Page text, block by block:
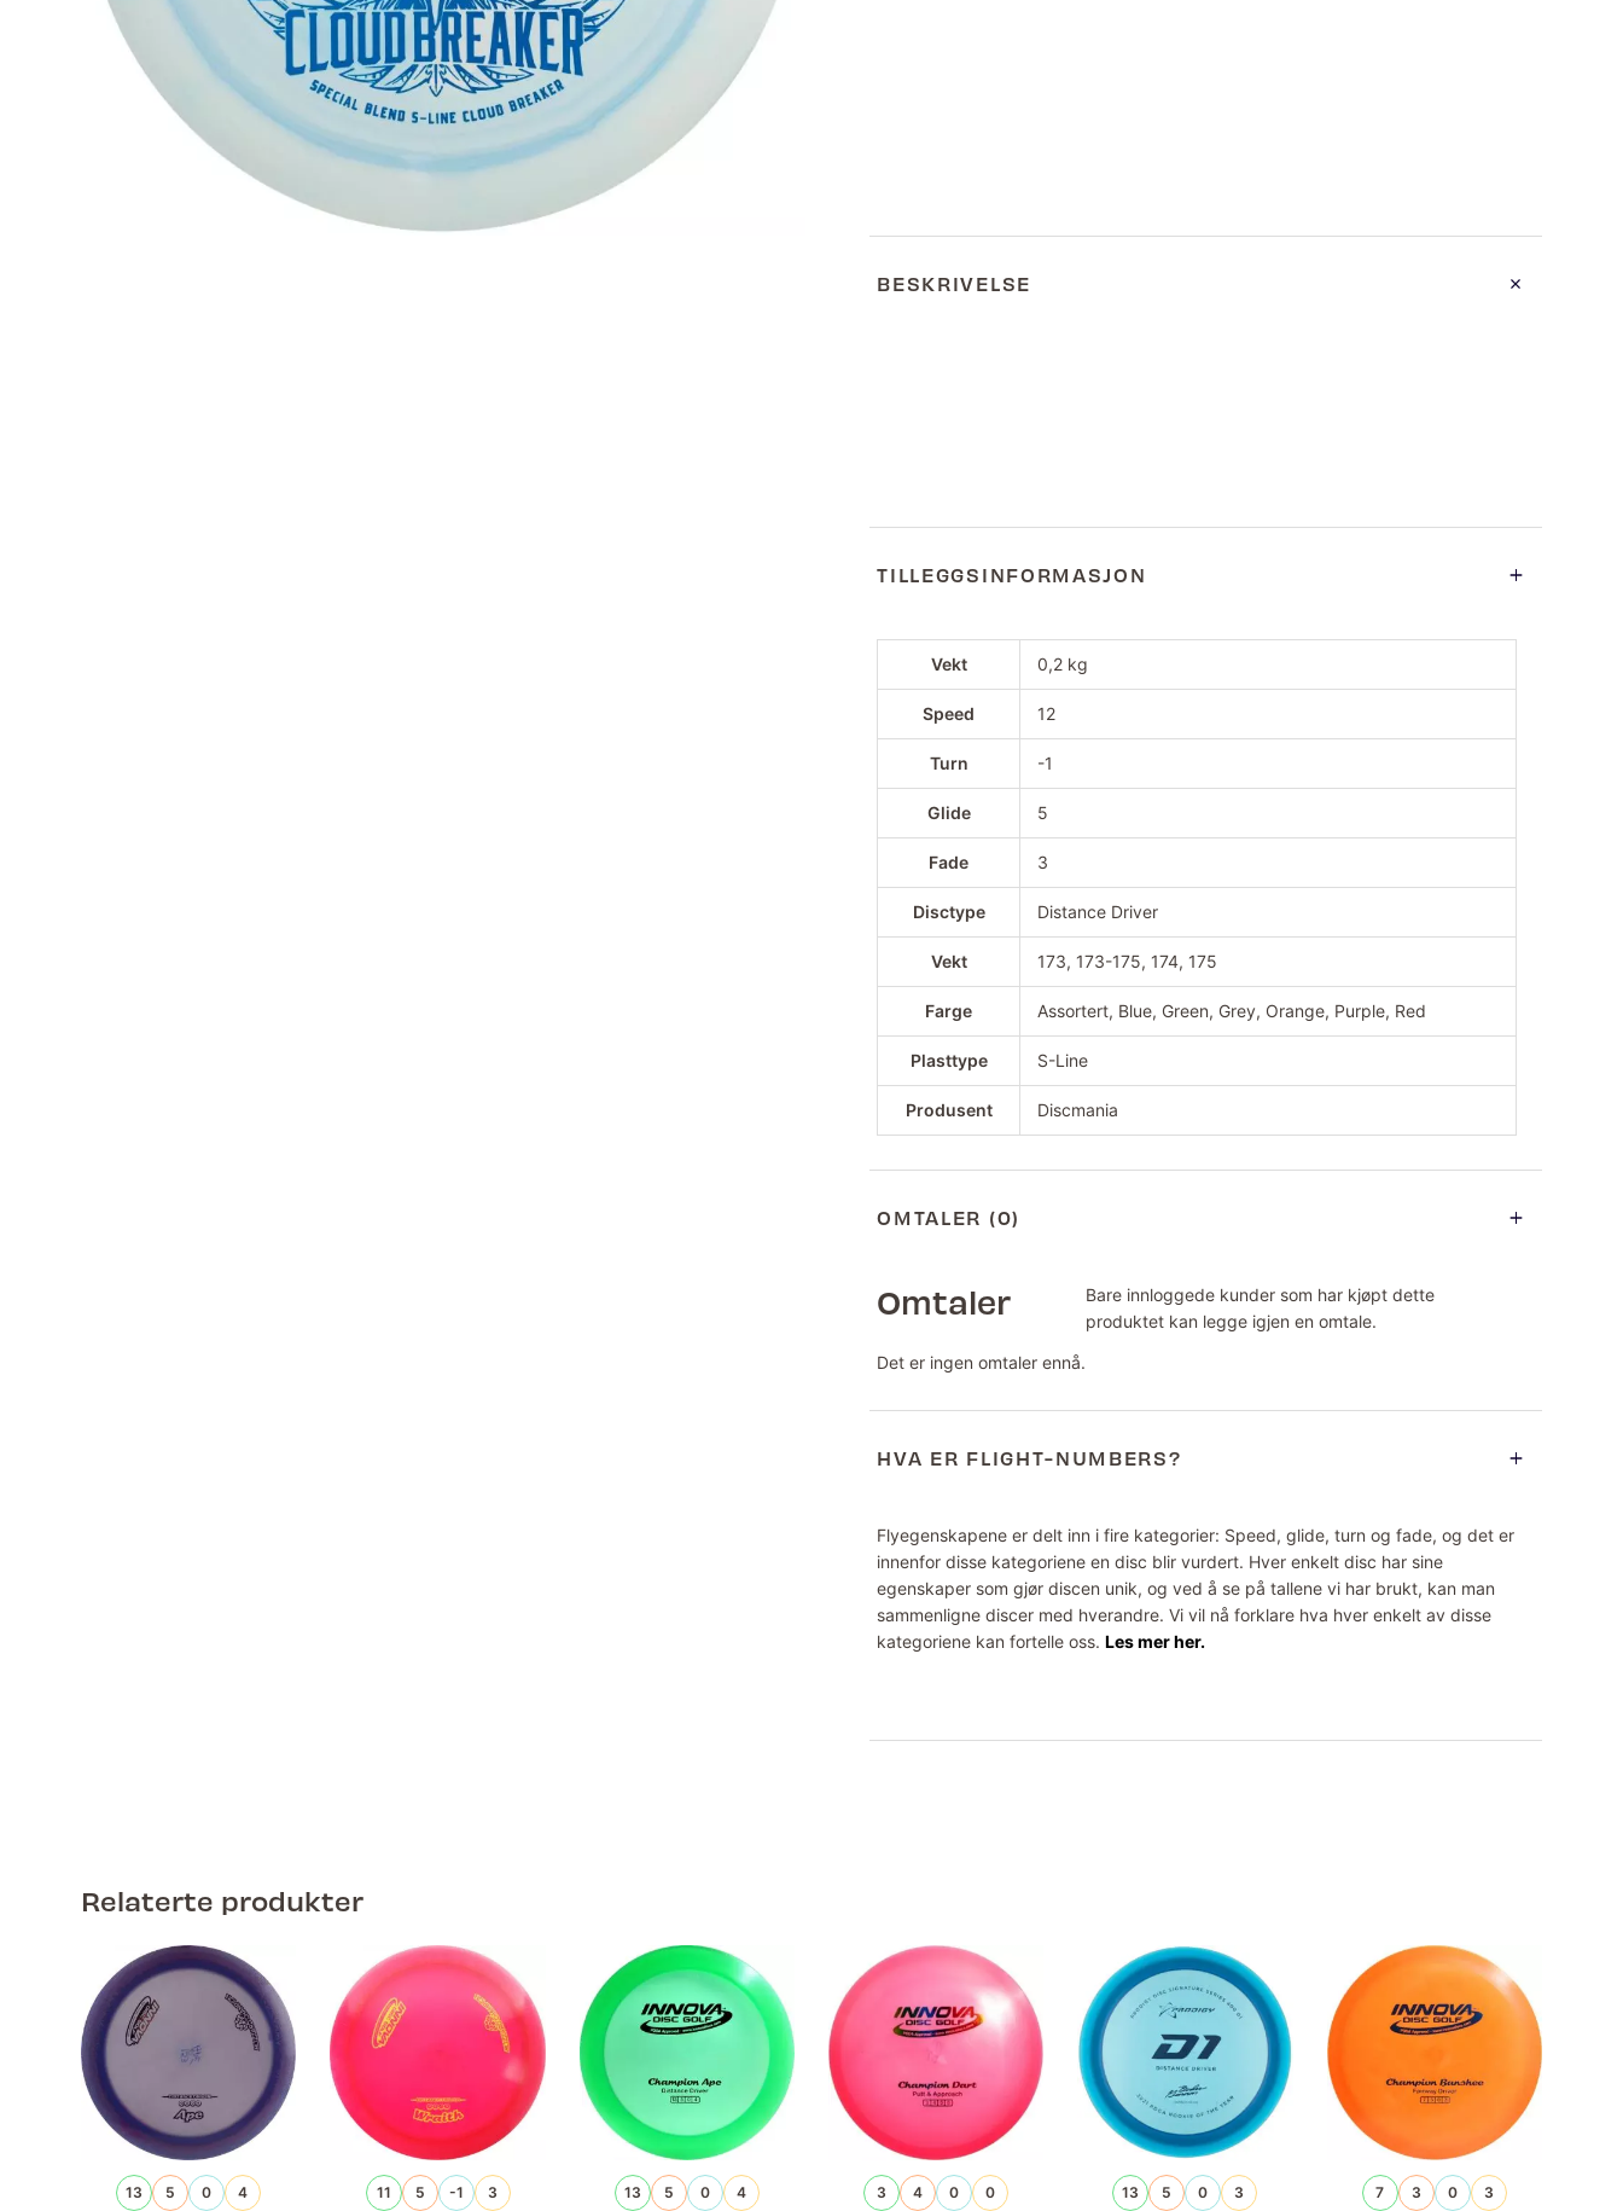
BESKRIVELSE
TILLEGGSINFORMASJON
Vekt 0,2 kg
Speed 12
Turn -1
Glide 5
Fade 3
Disctype Distance Driver
Vekt 173, 173-175, 174, 175
Farge Assortert, Blue, Green, Grey, Orange, Purple, Red
Plasttype S-Line
Produsent Discmania
OMTALER (0)
Omtaler
Det er ingen omtaler ennå.
Bare innloggede kunder som har kjøpt dette
produktet kan legge igjen en omtale.
HVA ER FLIGHT-NUMBERS?
Flyegenskapene er delt inn i fire kategorier: Speed, glide, turn og fade, og det er
innenfor disse kategoriene en disc blir vurdert. Hver enkelt disc har sine
egenskaper som gjør discen unik, og ved å se på tallene vi har brukt, kan man
sammenligne discer med hverandre. Vi vil nå forklare hva hver enkelt av disse
kategoriene kan fortelle oss.Les mer her.
Relaterte produkter
13 5 0 4 11 5 -1 3 13 5 0 4 3 4 0 0 13 5 0 3 7 3 0 3